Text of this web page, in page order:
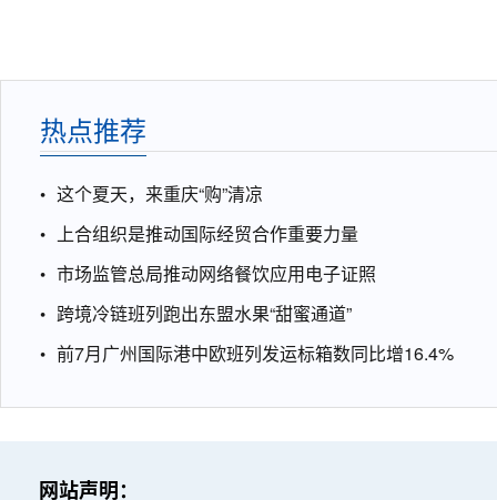
热点推荐
这个夏天，来重庆“购”清凉
上合组织是推动国际经贸合作重要力量
市场监管总局推动网络餐饮应用电子证照
跨境冷链班列跑出东盟水果“甜蜜通道”
前7月广州国际港中欧班列发运标箱数同比增16.4%
网站声明：